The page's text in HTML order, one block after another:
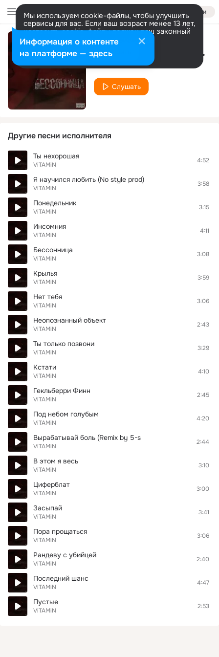
Войти
Мы используем cookie-файлы, чтобы улучшить
сервисы для вас. Если ваш возраст менее 13 лет,
настроить cookie-файлы должен ваш законный
представитель. Больше информации
Разрешить все Настроить Вырабатывай боль (prod. by No Beatz)
ViTAMiN
Слушать
Другие песни исполнителя
Ты нехорошая
ViTAMiN
4:52
Я научился любить (No style prod)
ViTAMiN
3:58
Понедельник
ViTAMiN
3:15
Инсомния
ViTAMiN
4:11
Бессонница
ViTAMiN
3:08
Крылья
ViTAMiN
3:59
Нет тебя
ViTAMiN
3:06
Неопознанный объект
ViTAMiN
2:43
Ты только позвони
ViTAMiN
3:29
Кстати
ViTAMiN
4:10
Гекльберри Финн
ViTAMiN
2:45
Под небом голубым
ViTAMiN
4:20
Вырабатывай боль (Remix by 5-s
ViTAMiN
2:44
В этом я весь
ViTAMiN
3:10
Циферблат
ViTAMiN
3:00
Засыпай
ViTAMiN
3:41
Пора прощаться
ViTAMiN
3:06
Рандеву с убийцей
ViTAMiN
2:40
Последний шанс
ViTAMiN
4:47
Пустые
ViTAMiN
2:53
Информация о контенте
на платформе — здесь